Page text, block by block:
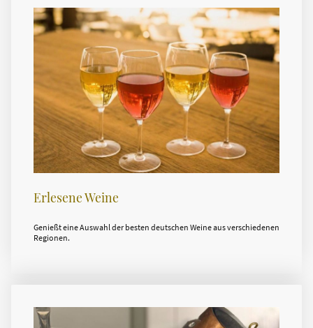
Erlesene Weine
Genießt eine Auswahl der besten deutschen Weine aus verschiedenen
Regionen.